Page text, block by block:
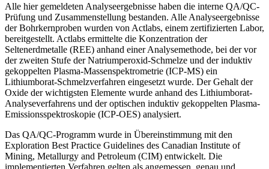
Alle hier gemeldeten Analyseergebnisse haben die interne QA/QC-
Prüfung und Zusammenstellung bestanden. Alle Analyseergebnisse
der Bohrkernproben wurden von Actlabs, einem zertifizierten Labor,
bereitgestellt. Actlabs ermittelte die Konzentration der
Seltenerdmetalle (REE) anhand einer Analysemethode, bei der vor
der zweiten Stufe der Natriumperoxid-Schmelze und der induktiv
gekoppelten Plasma-Massenspektrometrie (ICP-MS) ein
Lithiumborat-Schmelzverfahren eingesetzt wurde. Der Gehalt der
Oxide der wichtigsten Elemente wurde anhand des Lithiumborat-
Analyseverfahrens und der optischen induktiv gekoppelten Plasma-
Emissionsspektroskopie (ICP-OES) analysiert.
Das QA/QC-Programm wurde in Übereinstimmung mit den
Exploration Best Practice Guidelines des Canadian Institute of
Mining, Metallurgy and Petroleum (CIM) entwickelt. Die
implementierten Verfahren gelten als angemessen, genau und